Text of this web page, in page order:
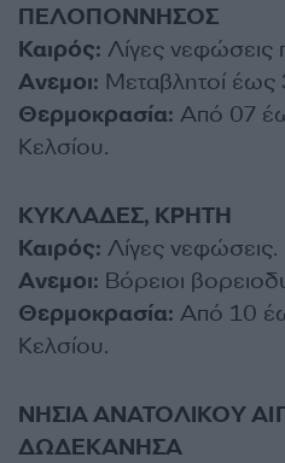
ΠΕΛΟΠΟΝΝΗΣΟΣ
Καιρός: Λίγες νεφώσεις
Ανεμοι: Μεταβλητοί
Θερμοκρασία: Από 07
Κελσίου.
ΚΥΚΛΑΔΕΣ, ΚΡΗΤΗ
Καιρός: Λίγες νεφώσεις.
Ανεμοι: Βόρειοι
Θερμοκρασία: Από 10
Κελσίου.
ΝΗΣΙΑ ΑΝΑΤΟΛΙΚΟΥ
ΔΩΔΕΚΑΝΗΣΑ